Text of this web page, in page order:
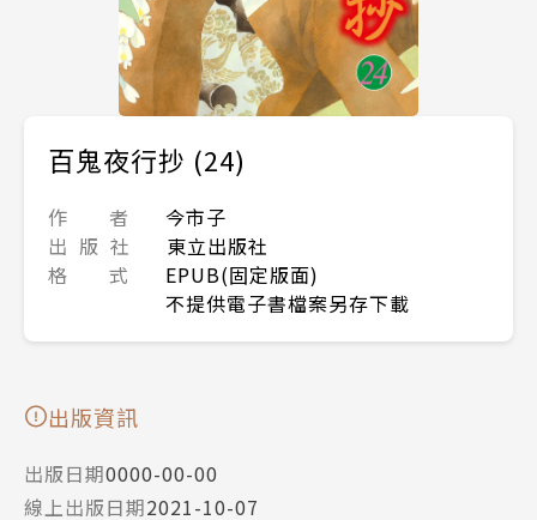
百鬼夜行抄 (24)
作 者
今市子
出 版 社
東立出版社
格 式
EPUB(固定版面)
不提供電子書檔案另存下載
出版資訊
出版日期0000-00-00
線上出版日期2021-10-07